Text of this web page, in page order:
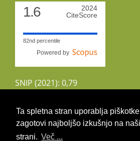
Ta spletna stran uporablja
zagotovi najboljšo izkušnjo na
strani. Več ...
1.6
2024
CiteScore
82nd percentile
Powered by
SNIP (2021): 0,79